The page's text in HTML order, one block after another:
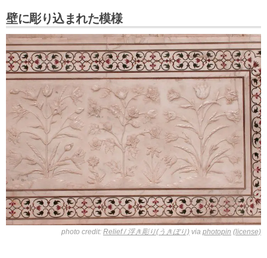
壁に彫り込まれた模様
photo credit: Relief / 浮き彫り(うきぼり) via photopin (license)